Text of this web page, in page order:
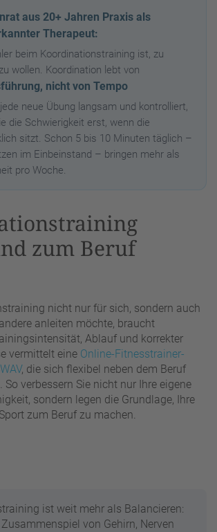
aus 20+ Jahren Praxis als
Therapeut:
beim Koordinationstraining ist, zu
wollen. Koordination lebt von
nicht von Tempo
neue Übung langsam und kontrolliert,
die Schwierigkeit erst, wenn die
sitzt. Schon 5 bis 10 Minuten täglich –
im Einbeinstand – bringen mehr als
pro Woche.
zum Beruf
nicht nur für sich, sondern auch
anleiten möchte, braucht
Ablauf und korrekter
vermittelt eine Online-Fitnesstrainer-
, die sich flexibel neben dem Beruf
verbessern Sie nicht nur Ihre eigene
sondern legen die Grundlage, Ihre
zum Beruf zu machen.
ist weit mehr als Balancieren:
von Gehirn, Nerven